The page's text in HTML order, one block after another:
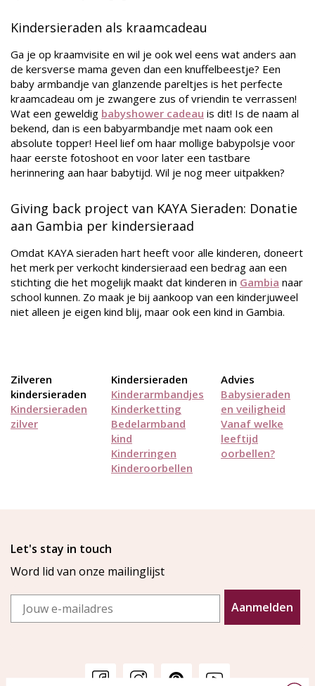
Kindersieraden als kraamcadeau
Ga je op kraamvisite en wil je ook wel eens wat anders aan
de kersverse mama geven dan een knuffelbeestje? Een
baby armbandje van glanzende pareltjes is het perfecte
kraamcadeau om je zwangere zus of vriendin te verrassen!
Wat een geweldig babyshower cadeau is dit! Is de naam al
bekend, dan is een babyarmbandje met naam ook een
absolute topper! Heel lief om haar mollige babypolsje voor
haar eerste fotoshoot en voor later een tastbare
herinnering aan haar babytijd. Wil je nog meer uitpakken?
Giving back project van KAYA Sieraden: Donatie
aan Gambia per kindersieraad
Omdat KAYA sieraden hart heeft voor alle kinderen, doneert
het merk per verkocht kindersieraad een bedrag aan een
stichting die het mogelijk maakt dat kinderen in Gambia naar
school kunnen. Zo maak je bij aankoop van een kinderjuweel
niet alleen je eigen kind blij, maar ook een kind in Gambia.
Zilveren
kindersieraden
Kindersieraden
zilver
Kindersieraden
Kinderarmbandjes
Kinderketting
Bedelarmband
kind
Kinderringen
Kinderoorbellen
Advies
Babysieraden
en veiligheid
Vanaf welke
leeftijd
oorbellen?
Let's stay in touch
Word lid van onze mailinglijst
Email
Aanmelden